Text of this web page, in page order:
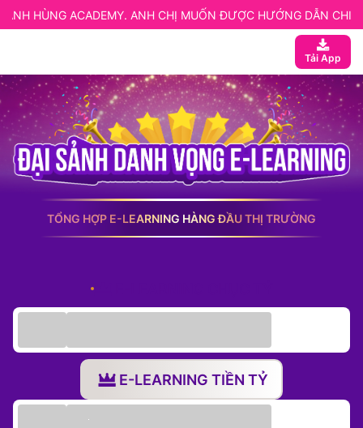
ACADEMY. ANH CHỊ MUỐN ĐƯỢC HƯỚNG DẪN CHI TIẾT
Tải App
ngay
elearning
TỔNG HỢP E-LEARNING HÀNG ĐẦU THỊ TRƯỜNG
E-LEARNING TIỀN TỶ